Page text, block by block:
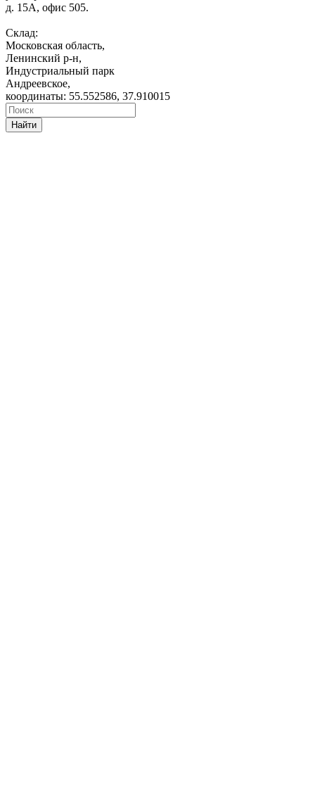
д. 15А, офис 505.
Склад:
Московская область,
Ленинский р-н,
Индустриальный парк
Андреевское,
координаты: 55.552586, 37.910015
Найти